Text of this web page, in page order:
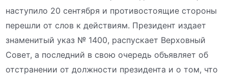
наступило 20 сентября и противостоящие стороны
перешли от слов к действиям. Президент издает
знаменитый указ № 1400, распускает Верховный
Совет, а последний в свою очередь объявляет об
отстранении от должности президента и о том, что